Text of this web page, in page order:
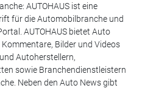
AUTOHAUS ist eine
für die Automobilbranche und
AUTOHAUS bietet Auto
Bilder und Videos
Autoherstellern,
sowie Branchendienstleistern
Neben den Auto News gibt